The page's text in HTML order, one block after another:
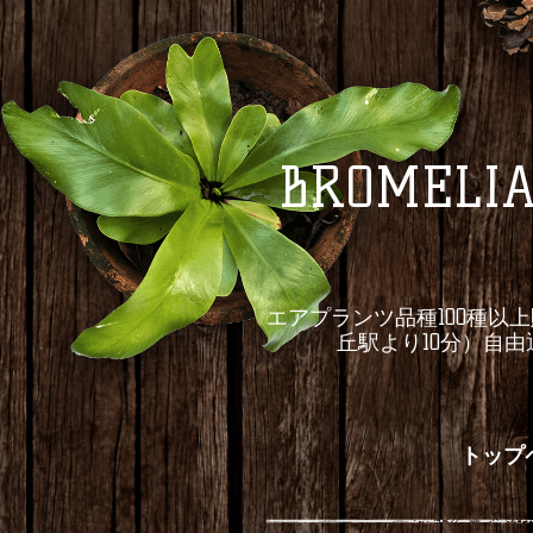
エアプランツ品種100種以
丘駅より10分）自
トップ